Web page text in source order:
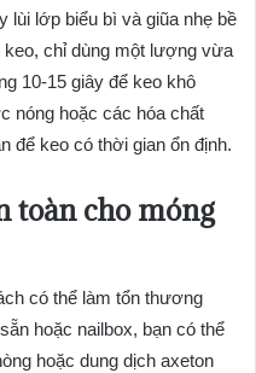
lùi lớp biểu bì và giũa nhẹ bề
keo, chỉ dùng một lượng vừa
10-15 giây để keo khô
nóng hoặc các hóa chất
để keo có thời gian ổn định.
toàn cho móng
có thể làm tổn thương
hoặc nailbox, bạn có thể
hoặc dung dịch axeton